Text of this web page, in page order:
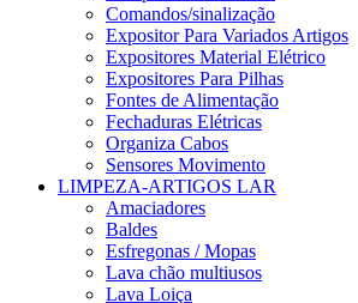
Comandos/sinalização
Expositor Para Variados Artigos
Expositores Material Elétrico
Expositores Para Pilhas
Fontes de Alimentação
Fechaduras Elétricas
Organiza Cabos
Sensores Movimento
LIMPEZA-ARTIGOS LAR
Amaciadores
Baldes
Esfregonas / Mopas
Lava chão multiusos
Lava Loiça